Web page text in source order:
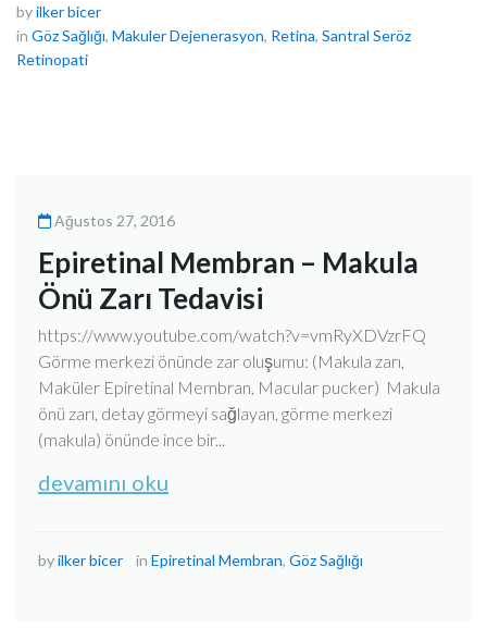
byilker bicer
in Göz Sağlığı, Makuler Dejenerasyon, Retina, Santral Seröz
Retinopati
Ağustos 27, 2016
Epiretinal Membran – Makula
Önü Zarı Tedavisi
https://www.youtube.com/watch?v=vmRyXDVzrFQ
Görme merkezi önünde zar oluşumu: (Makula zarı,
Maküler Epiretinal Membran, Macular pucker) Makula
önü zarı, detay görmeyi sağlayan, görme merkezi
(makula) önünde ince bir...
devamını oku
byilker bicer in Epiretinal Membran, Göz Sağlığı